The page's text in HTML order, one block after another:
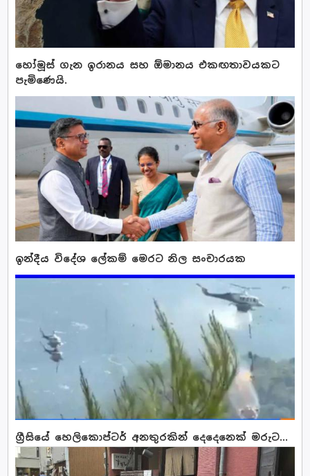
හෝමූස් ගැන ඉරානය සහ ඕමානය එකඟතාවයකට
පැමිණෙයි.
ඉන්දීය විදේශ ලේකම් මෙරට නිල සංචාරයක
ග්‍රීසියේ හෙලිකොප්ටර් අනතුරකින් දෙදෙනෙක් මරුට...